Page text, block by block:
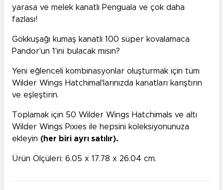
yarasa ve melek kanatlı Penguala ve çok daha
fazlası!
Gökkuşağı kumaş kanatlı 100 süper kovalamaca
Pandor'un 1'ini bulacak mısın?
Yeni eğlenceli kombinasyonlar oluşturmak için tüm
Wilder Wings Hatchimal'larınızda kanatları karıştırın
ve eşleştirin.
Toplamak için 50 Wilder Wings Hatchimals ve altı
Wilder Wings Pixies ile hepsini koleksiyonunuza
ekleyin (her biri ayrı satılır).
Ürün Ölçüleri: ‎6.05 x 17.78 x 26.04 cm.